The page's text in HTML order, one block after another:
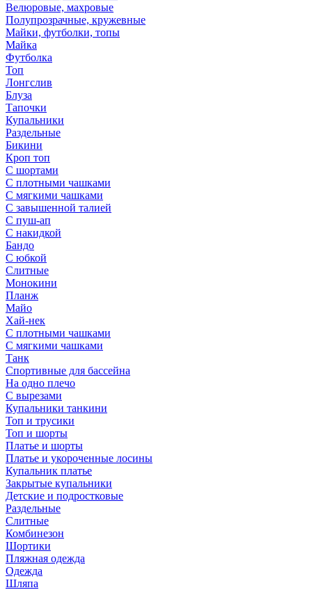
Велюровые, махровые
Полупрозрачные, кружевные
Майки, футболки, топы
Майка
Футболка
Топ
Лонгслив
Блуза
Тапочки
Купальники
Раздельные
Бикини
Кроп топ
С шортами
С плотными чашками
С мягкими чашками
С завышенной талией
С пуш-ап
С накидкой
Бандо
С юбкой
Слитные
Монокини
Планж
Майо
Хай-нек
С плотными чашками
С мягкими чашками
Танк
Спортивные для бассейна
На одно плечо
С вырезами
Купальники танкини
Топ и трусики
Топ и шорты
Платье и шорты
Платье и укороченные лосины
Купальник платье
Закрытые купальники
Детские и подростковые
Раздельные
Слитные
Комбинезон
Шортики
Пляжная одежда
Одежда
Шляпа